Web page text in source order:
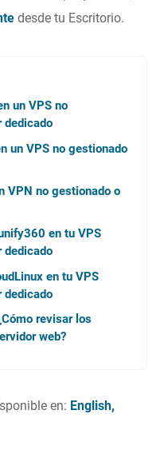
desde tu Escritorio.
un VPS no
dedicado
un VPS no gestionado
VPN no gestionado o
en tu VPS
dedicado
en tu VPS
dedicado
revisar los
web?
en: English